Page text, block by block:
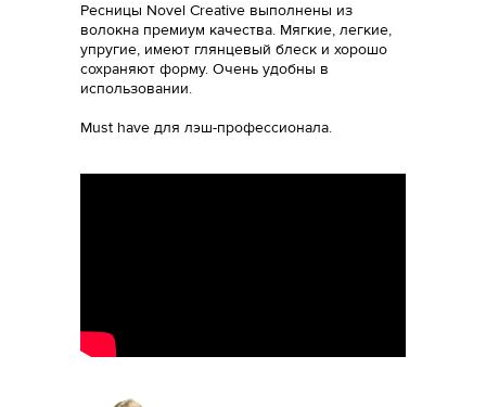
Ресницы Novel Creative выполнены из
волокна премиум качества. Мягкие, легкие,
упругие, имеют глянцевый блеск и хорошо
сохраняют форму. Очень удобны в
использовании.
Must have для лэш-профессионала.